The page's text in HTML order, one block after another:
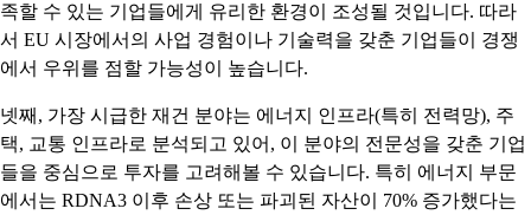
족할 수 있는 기업들에게 유리한 환경이 조성될 것입니다. 따라
서 EU 시장에서의 사업 경험이나 기술력을 갖춘 기업들이 경쟁
에서 우위를 점할 가능성이 높습니다.
넷째, 가장 시급한 재건 분야는 에너지 인프라(특히 전력망), 주
택, 교통 인프라로 분석되고 있어, 이 분야의 전문성을 갖춘 기업
들을 중심으로 투자를 고려해볼 수 있습니다. 특히 에너지 부문
에서는 RDNA3 이후 손상 또는 파괴된 자산이 70% 증가했다는